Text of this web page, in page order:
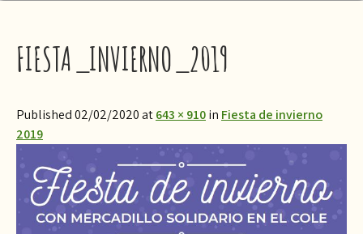
FIESTA_INVIERNO_2019
Published 02/02/2020 at643 × 910in Fiesta de invierno
2019